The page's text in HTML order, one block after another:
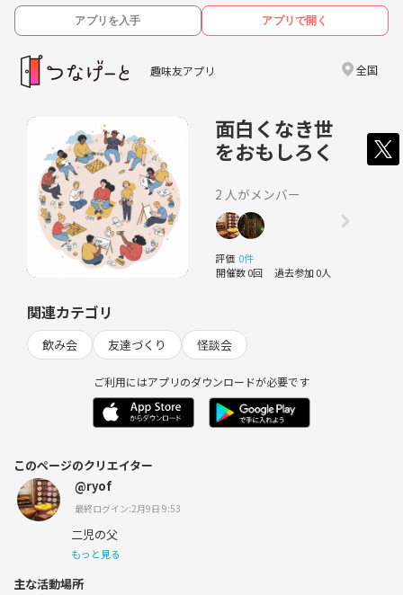
アプリを入手 アプリで開く
趣味友アプリ 全国
面白くなき世
をおもしろく
2 人がメンバー
評価 0件
開催数 0回 過去参加 0人
関連カテゴリ
飲み会 友達づくり 怪談会
ご利用にはアプリのダウンロードが必要です
このページのクリエイター
@ryof
最終ログイン:2月9日 9:53
二児の父
もっと見る
主な活動場所